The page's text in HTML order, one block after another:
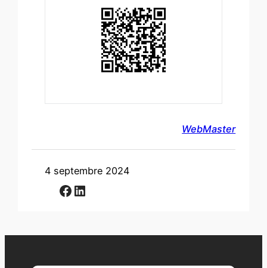
4 septembre 2024
Facebook LinkedIn
WebMaster